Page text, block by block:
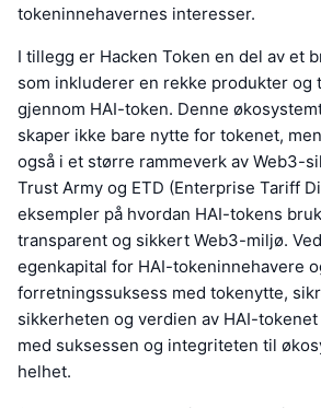
tokeninnehavernes interesser.
I tillegg er Hacken Token en del av et
som inkluderer en rekke produkter og
gjennom HAI-token. Denne
skaper ikke bare nytte for tokenet,
også i et større rammeverk av Web3-
Trust Army og ETD (Enterprise Tariff
eksempler på hvordan HAI-tokens
transparent og sikkert Web3-miljø.
egenkapital for HAI-tokeninnehavere
forretningssuksess med tokenytte,
sikkerheten og verdien av HAI-
med suksessen og integriteten til
helhet.